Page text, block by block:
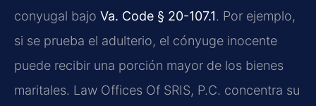
conyugal bajo Va. Code § 20-107.1. Por ejemplo,
si se prueba el adulterio, el cónyuge inocente
puede recibir una porción mayor de los bienes
maritales. Law Offices Of SRIS, P.C. concentra su